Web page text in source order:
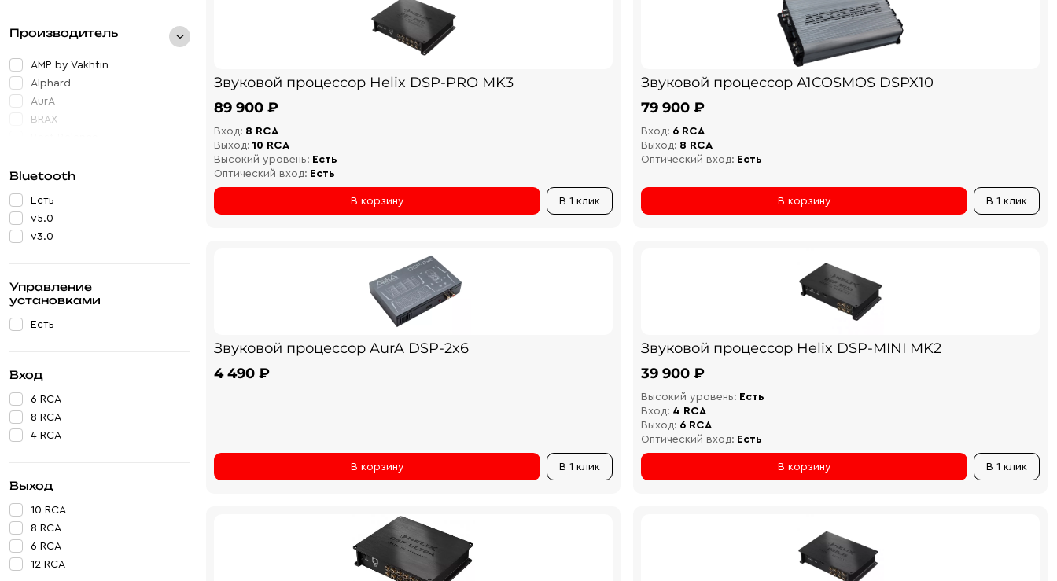
Производитель
AMP by Vakhtin
Alphard
AurA
BRAX
Hellion
Bluetooth
Есть
v5.0
v3.0
Управление
установками
Есть
Вход
6 RCA
8 RCA
4 RCA
Выход
10 RCA
8 RCA
6 RCA
12 RCA
Звуковой процессор Helix DSP-PRO MK3
89 900 ₽
Вход: 8 RCA
Выход: 10 RCA
Высокий уровень: Есть
Оптический вход: Есть
В 1 клик
В корзину
Звуковой процессор A1COSMOS DSPX10
79 900 ₽
Вход: 6 RCA
Выход: 8 RCA
Оптический вход: Есть
В 1 клик
В корзину
Звуковой процессор AurA DSP-2x6
4 490 ₽
В 1 клик
В корзину
Звуковой процессор Helix DSP-MINI MK2
39 900 ₽
Высокий уровень: Есть
Вход: 4 RCA
Выход: 6 RCA
Оптический вход: Есть
В 1 клик
В корзину